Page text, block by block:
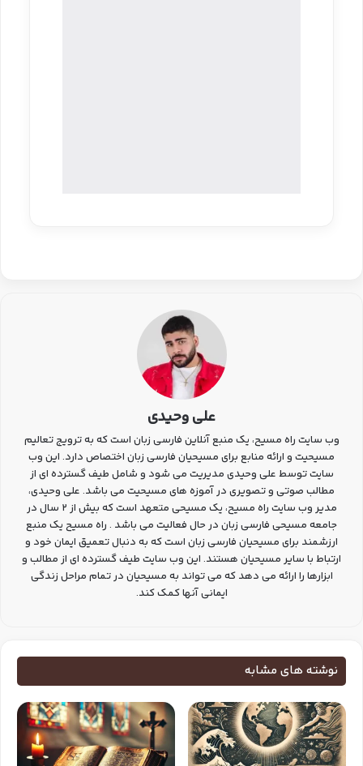
علی وحیدی
وب سایت راه مسیح، یک منبع آنلاین فارسی زبان است که به ترویج تعالیم
مسیحیت و ارائه منابع برای مسیحیان فارسی زبان اختصاص دارد. این وب
سایت توسط علی وحیدی مدیریت می شود و شامل طیف گسترده ای از
مطالب صوتی و تصویری در آموزه های مسیحیت می باشد. علی وحیدی،
مدیر وب سایت راه مسیح، یک مسیحی متعهد است که بیش از 2 سال در
جامعه مسیحی فارسی زبان در حال فعالیت می باشد . راه مسیح یک منبع
ارزشمند برای مسیحیان فارسی زبان است که به دنبال تعمیق ایمان خود و
ارتباط با سایر مسیحیان هستند. این وب سایت طیف گسترده ای از مطالب و
ابزارها را ارائه می دهد که می تواند به مسیحیان در تمام مراحل زندگی
ایمانی آنها کمک کند.
نوشته های مشابه